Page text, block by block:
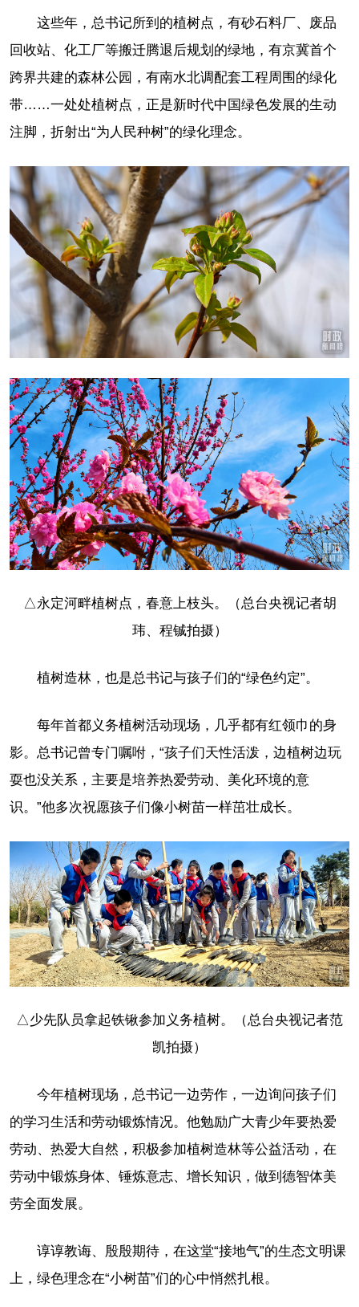
这些年，总书记所到的植树点，有砂石料厂、废品
回收站、化工厂等搬迁腾退后规划的绿地，有京冀首个
跨界共建的森林公园，有南水北调配套工程周围的绿化
带……一处处植树点，正是新时代中国绿色发展的生动
注脚，折射出“为人民种树”的绿化理念。
△永定河畔植树点，春意上枝头。（总台央视记者胡
玮、程铖拍摄）
植树造林，也是总书记与孩子们的“绿色约定”。
每年首都义务植树活动现场，几乎都有红领巾的身
影。总书记曾专门嘱咐，“孩子们天性活泼，边植树边玩
耍也没关系，主要是培养热爱劳动、美化环境的意
识。”他多次祝愿孩子们像小树苗一样茁壮成长。
△少先队员拿起铁锹参加义务植树。（总台央视记者范
凯拍摄）
今年植树现场，总书记一边劳作，一边询问孩子们
的学习生活和劳动锻炼情况。他勉励广大青少年要热爱
劳动、热爱大自然，积极参加植树造林等公益活动，在
劳动中锻炼身体、锤炼意志、增长知识，做到德智体美
劳全面发展。
谆谆教诲、殷殷期待，在这堂“接地气”的生态文明课
上，绿色理念在“小树苗”们的心中悄然扎根。